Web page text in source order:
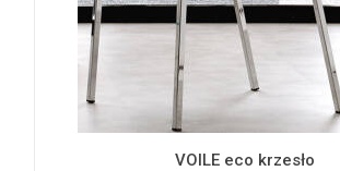
VOILE eco krzesło